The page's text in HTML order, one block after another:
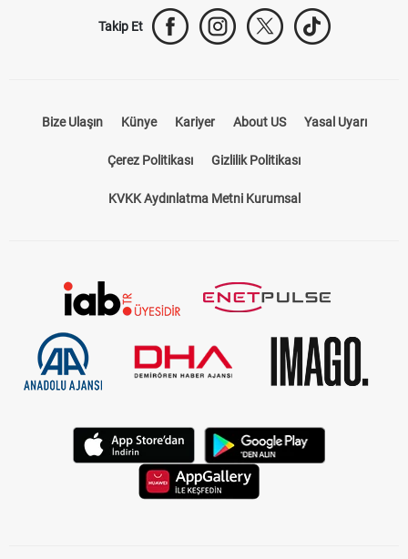
Takip Et
Bize Ulaşın Künye Kariyer About US Yasal Uyarı
Çerez Politikası Gizlilik Politikası
KVKK Aydınlatma Metni Kurumsal